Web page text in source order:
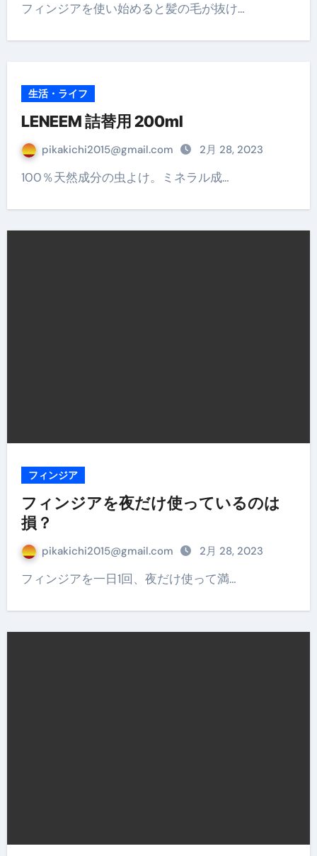
フィンジアを使い始めると髪の毛が抜け…
生活・ライフ
LENEEM 詰替用 200ml
pikakichi2015@gmail.com 2月 28, 2023
100％天然成分の虫よけ。ミネラル成…
フィンジア
フィンジアを夜だけ使っているのは
損？
pikakichi2015@gmail.com 2月 28, 2023
フィンジアを一日1回、夜だけ使って満…